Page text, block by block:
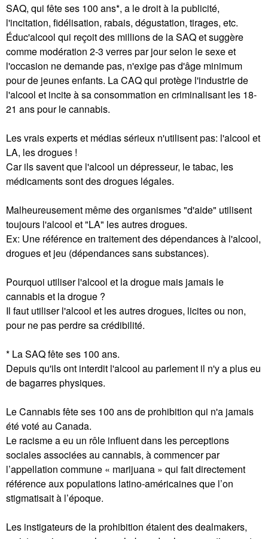
SAQ, qui fête ses 100 ans*, a le droit à la publicité,
l'incitation, fidélisation, rabais, dégustation, tirages, etc.
Éduc'alcool qui reçoit des millions de la SAQ et suggère
comme modération 2-3 verres par jour selon le sexe et
l'occasion ne demande pas, n'exige pas d'âge minimum
pour de jeunes enfants. La CAQ qui protège l'industrie de
l'alcool et incite à sa consommation en criminalisant les 18-
21 ans pour le cannabis.
Les vrais experts et médias sérieux n'utilisent pas: l'alcool et
LA, les drogues !
Car ils savent que l'alcool un dépresseur, le tabac, les
médicaments sont des drogues légales.
Malheureusement même des organismes "d'aide" utilisent
toujours l'alcool et "LA" les autres drogues.
Ex: Une référence en traitement des dépendances à l'alcool,
drogues et jeu (dépendances sans substances).
Pourquoi utiliser l'alcool et la drogue mais jamais le
cannabis et la drogue ?
Il faut utiliser l'alcool et les autres drogues, licites ou non,
pour ne pas perdre sa crédibilité.
* La SAQ fête ses 100 ans.
Depuis qu'ils ont interdit l'alcool au parlement il n'y a plus eu
de bagarres physiques.
Le Cannabis fête ses 100 ans de prohibition qui n'a jamais
été voté au Canada.
Le racisme a eu un rôle influent dans les perceptions
sociales associées au cannabis, à commencer par
l’appellation commune « marijuana » qui fait directement
référence aux populations latino-américaines que l’on
stigmatisait à l’époque.
Les instigateurs de la prohibition étaient des dealmakers,